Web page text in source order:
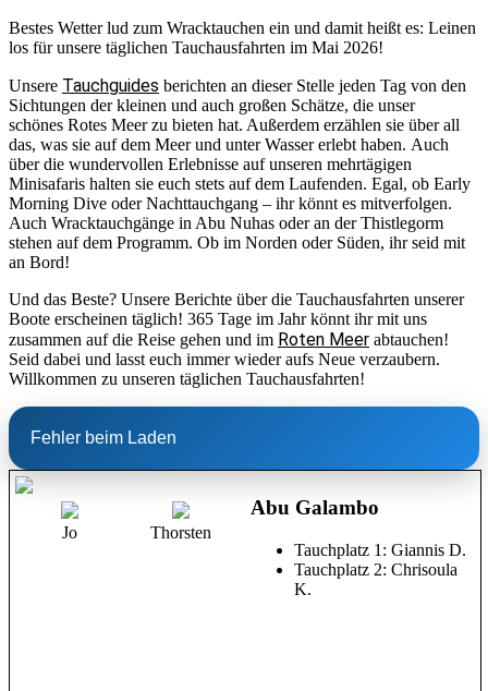
Bestes Wetter lud zum Wracktauchen ein und damit heißt es: Leinen
los für unsere täglichen Tauchausfahrten im Mai 2026!
Unsere Tauchguides berichten an dieser Stelle jeden Tag von den
Sichtungen der kleinen und auch großen Schätze, die unser
schönes Rotes Meer zu bieten hat. Außerdem erzählen sie über all
das, was sie auf dem Meer und unter Wasser erlebt haben. Auch
über die wundervollen Erlebnisse auf unseren mehrtägigen
Minisafaris halten sie euch stets auf dem Laufenden. Egal, ob Early
Morning Dive oder Nachttauchgang – ihr könnt es mitverfolgen.
Auch Wracktauchgänge in Abu Nuhas oder an der Thistlegorm
stehen auf dem Programm. Ob im Norden oder Süden, ihr seid mit
an Bord!
Und das Beste? Unsere Berichte über die Tauchausfahrten unserer
Boote erscheinen täglich! 365 Tage im Jahr könnt ihr mit uns
zusammen auf die Reise gehen und im Roten Meer abtauchen!
Seid dabei und lasst euch immer wieder aufs Neue verzaubern.
Willkommen zu unseren täglichen Tauchausfahrten!
Fehler beim Laden
Jo Thorsten
Abu Galambo
Tauchplatz 1: Giannis D.
Tauchplatz 2: Chrisoula
K.